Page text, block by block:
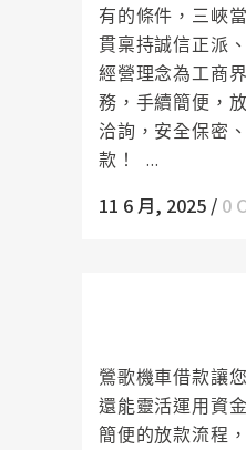
有的條件，三峽
貫稟持誠信正派
經營理念為工商
務，手續簡便，
洽詢，安全保密
款！ ...
11 6 月, 2025 / 0
鶯歌機車借款讓
還能靈活運用資
簡便的放款流程